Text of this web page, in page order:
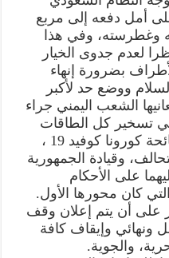
أمل دفعه إلى مربع
وغطرسته، وفي هذا
لعدم جدوى الخيار
بضرورة إنهاء
ووضع حد لأكبر
الشعب اليمني جراء
تسخير كل الطاقات
والإمكانات لمواجهة مخاطر جائحة كورونا كوفيد 19 ،
وقيادة الجمهورية
على الأحكام
كان محورها الأول.
على أن يتم إعلان وقف
ونهائي وإيقاف كافة
والجوية.